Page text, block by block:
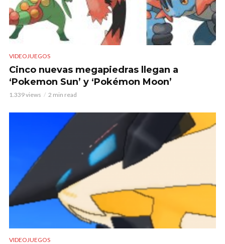
VIDEOJUEGOS
Cinco nuevas megapiedras llegan a
‘Pokemon Sun’ y ‘Pokémon Moon’
1.339 views 2 min read
VIDEOJUEGOS